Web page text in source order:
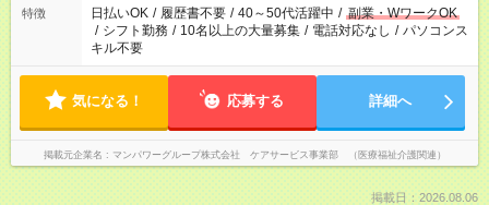
業はご案内が難しい場合があります
特徴 日払いOK / 履歴書不要 / 40～50代活躍中 / 副業・WワークOK
/ シフト勤務 / 10名以上の大量募集 / 電話対応なし / パソコンス
キル不要
気になる！ 応募する 詳細へ
掲載元企業名 マンパワーグループ株式会社 ケアサービス事業部 （医療福祉介護関連）
掲載日：2026.08.06